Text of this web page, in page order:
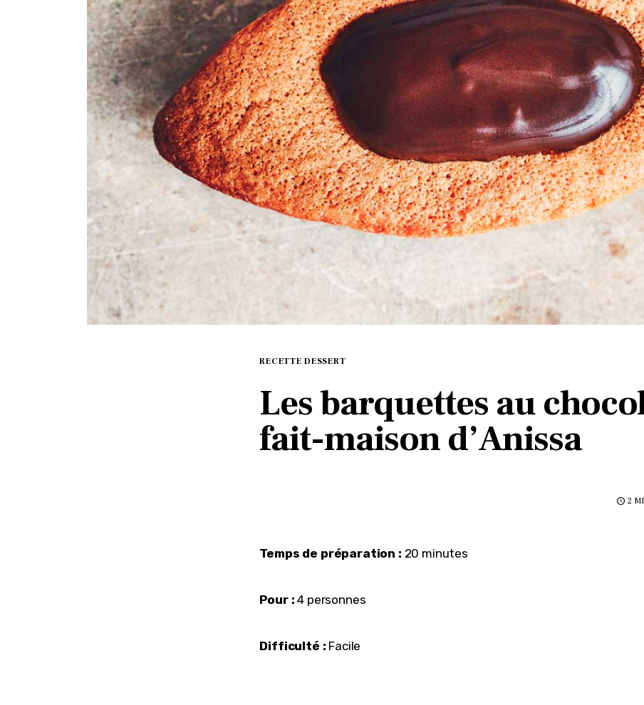
RECETTE DESSERT
Les barquettes au
fait-maison d’Anissa
2
Temps de préparation : 20 minutes
Pour : 4 personnes
Difficulté : Facile